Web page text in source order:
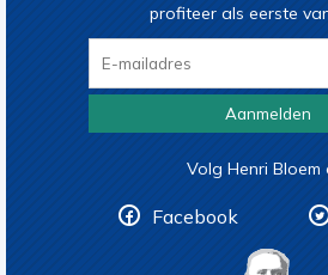
profiteer als eerste
Aanmelden
Volg Henri Bloem
Facebook